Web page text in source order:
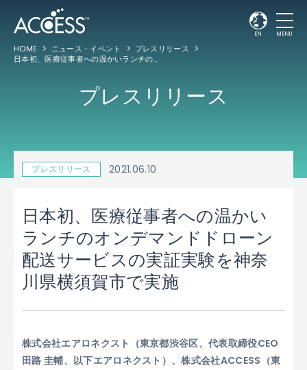
EN MENU
HOME ニュース・イベント
プレスリリース
日本初、医療従事者への温かいランチのオンデマンドドローン配送サービスの実証実験を神奈川県横須賀市で実施
プレスリリース
プレスリリース 2021.06.10
日本初、医療従事者への温かい
ランチのオンデマンドドローン
配送サービスの実証実験を神奈
川県横須賀市で実施
株式会社エアロネクスト（東京都渋谷区、代表取締役CEO
田路 圭輔、以下エアロネクスト）、株式会社ACCESS（東